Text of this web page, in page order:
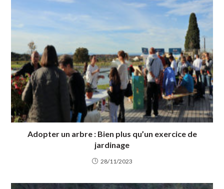
Adopter un arbre : Bien plus qu’un exercice de
jardinage
28/11/2023